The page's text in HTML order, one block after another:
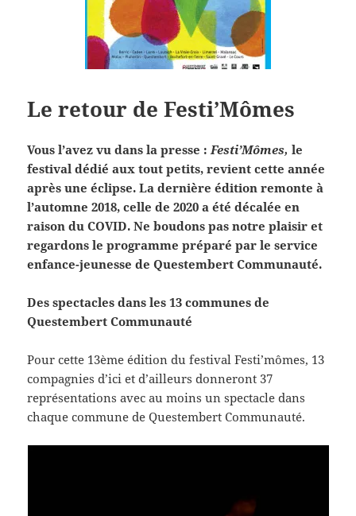
Le retour de Festi’Mômes
Vous l’avez vu dans la presse : Festi’Mômes, le
festival dédié aux tout petits, revient cette année
après une éclipse. La dernière édition remonte à
l’automne 2018, celle de 2020 a été décalée en
raison du COVID. Ne boudons pas notre plaisir et
regardons le programme préparé par le service
enfance-jeunesse de Questembert Communauté.
Des spectacles dans les 13 communes de
Questembert Communauté
Pour cette 13ème édition du festival Festi’mômes, 13
compagnies d’ici et d’ailleurs donneront 37
représentations avec au moins un spectacle dans
chaque commune de Questembert Communauté.